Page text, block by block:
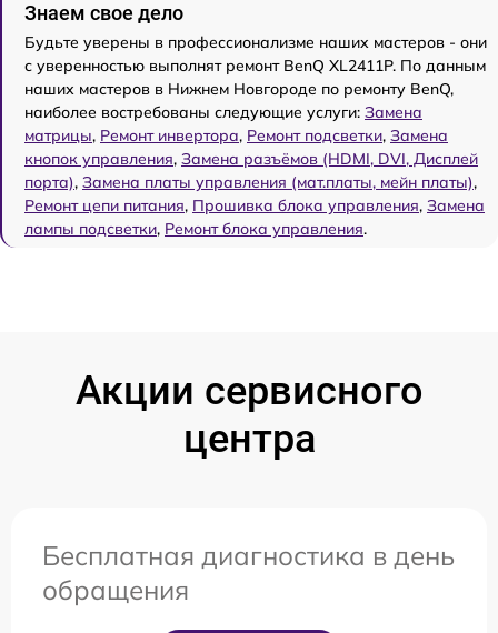
Знаем свое дело
Будьте уверены в профессионализме наших мастеров - они
с уверенностью выполнят ремонт BenQ XL2411P. По данным
наших мастеров в Нижнем Новгороде по ремонту BenQ,
наиболее востребованы следующие услуги: Замена
матрицы, Ремонт инвертора, Ремонт подсветки, Замена
кнопок управления, Замена разъёмов (HDMI, DVI, Дисплей
порта), Замена платы управления (мат.платы, мейн платы),
Ремонт цепи питания, Прошивка блока управления, Замена
лампы подсветки, Ремонт блока управления.
Акции сервисного
центра
Бесплатная диагностика в день
обращения